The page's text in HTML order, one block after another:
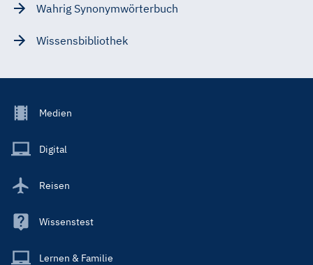
Wahrig Synonymwörterbuch
Wissensbibliothek
Footer
Main
Medien
Digital
Reisen
Wissenstest
Lernen & Familie